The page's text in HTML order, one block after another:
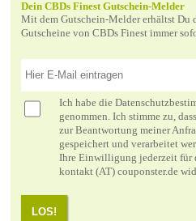
Dein CBDs Finest Gutschein-Melder
Mit dem Gutschein-Melder erhältst Du
Gutscheine von CBDs Finest immer
Ich habe die
genommen. Ich stimme zu,
zur Beantwortung meiner
gespeichert und verarbeitet
Ihre Einwilligung jederzeit für
kontakt (AT) couponster.de
LOS!